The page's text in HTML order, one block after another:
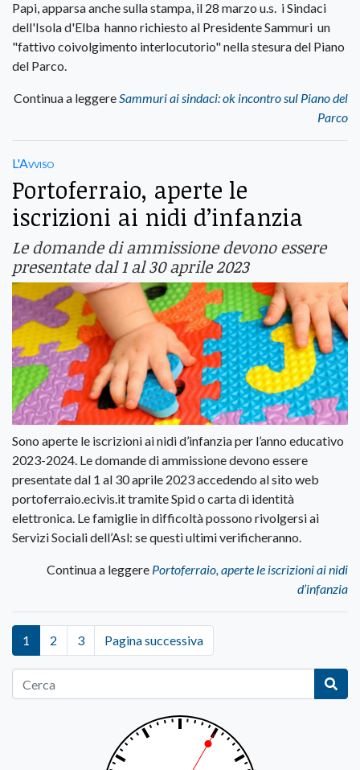
Papi, apparsa anche sulla stampa, il 28 marzo u.s. i Sindaci
dell'Isola d'Elba hanno richiesto al Presidente Sammuri un
"fattivo coivolgimento interlocutorio" nella stesura del Piano
del Parco.
Continua a leggereSammuri ai sindaci: ok incontro sul Piano del
Parco
L'Avviso
Portoferraio, aperte le
iscrizioni ai nidi d’infanzia
Le domande di ammissione devono essere
presentate dal 1 al 30 aprile 2023
Sono aperte le iscrizioni ai nidi d’infanzia per l’anno educativo
2023-2024. Le domande di ammissione devono essere
presentate dal 1 al 30 aprile 2023 accedendo al sito web
portoferraio.ecivis.it tramite Spid o carta di identità
elettronica. Le famiglie in difficoltà possono rivolgersi ai
Servizi Sociali dell’Asl: se questi ultimi verificheranno.
Continua a leggere Portoferraio, aperte le iscrizioni ai nidi
d’infanzia
1 2 3 Pagina successiva